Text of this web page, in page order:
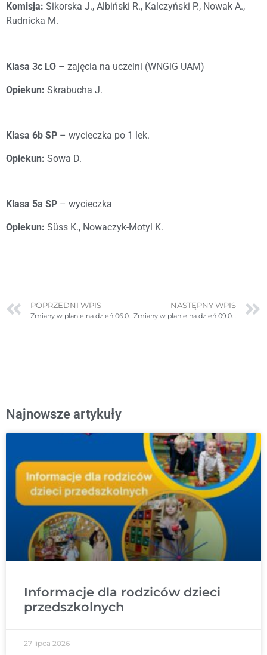
Komisja: Sikorska J., Albiński R., Kalczyński P., Nowak A.,
Rudnicka M.
Klasa 3c LO – zajęcia na uczelni (WNGiG UAM)
Opiekun: Skrabucha J.
Klasa 6b SP – wycieczka po 1 lek.
Opiekun: Sowa D.
Klasa 5a SP – wycieczka
Opiekun: Süss K., Nowaczyk-Motyl K.
POPRZEDNI WPIS
Zmiany w planie na dzień 06.03.2026r. (piątek)
NASTĘPNY WPIS
Zmiany w planie na dzień 09.03.2026r. (poniedziałek)
Najnowsze artykuły
Informacje dla rodziców dzieci
przedszkolnych
27 lipca 2026